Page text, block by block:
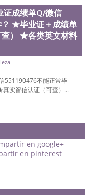
证成绩单Q/微信
★毕业证＋成绩单
） ★各类英文材料
551190476不能正常毕
实留信认证（可查）...